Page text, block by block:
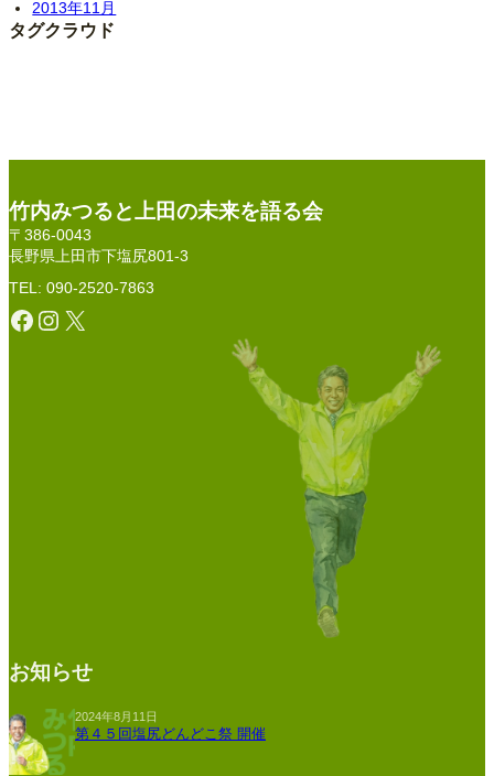
2013年11月
タグクラウド
竹内みつると上田の未来を語る会
〒386-0043
長野県上田市下塩尻801-3
TEL: 090-2520-7863
Facebook Instagram X
お知らせ
2024年8月11日
第４５回塩尻どんどこ祭 開催